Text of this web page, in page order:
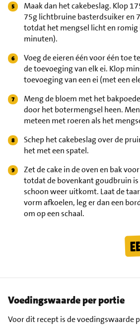
Maak dan het cakebeslag. Klop
75g lichtbruine basterdsuiker en
totdat het mengsel licht en romig
minuten).
Voeg de eieren één voor één toe
de toevoeging van elk ei. Klop
toevoeging van een ei (met een
Meng de bloem met het
door het botermengsel heen.
meteen met roeren als het
Schep het cakebeslag over de
het met een spatel.
Zet de cake in de oven en bak
totdat de bovenkant goudbruin is
schoon weer uitkomt. Laat de
vorm afkoelen, leg er dan een
om op een schaal.
Voedingswaarde per portie
Voor dit recept is de voedingswaarde